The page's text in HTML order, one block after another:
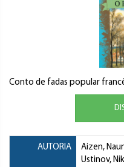
Conto de fadas popular
AUTORIA Aizen,
Ustinov,